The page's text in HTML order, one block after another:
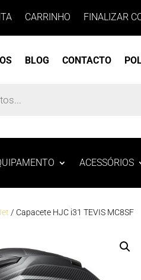
CARRINHO FINALIZAR
BLOG CONTACTO
ACESSÓRIOS
/ Capacete HJC i31 TEVIS MC8SF